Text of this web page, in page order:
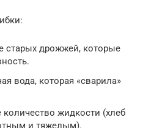
старых дрожжей, которые
вода, которая «сварила»
количество жидкости (хлеб
и тяжелым).